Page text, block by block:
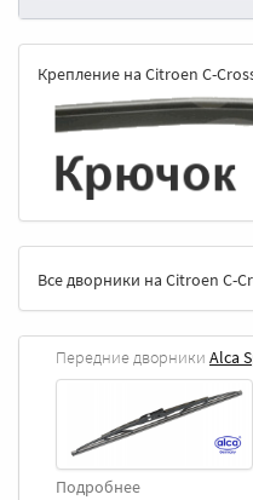
Крепление на Citroen C-
Все дворники на Citroen C-
Передние дворники Alca
Подробнее